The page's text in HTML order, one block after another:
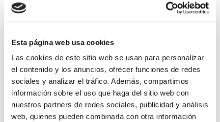
Esta página web usa cookies
Las cookies de este sitio web se usan para personalizar
el contenido y los anuncios, ofrecer funciones de redes
sociales y analizar el tráfico. Además, compartimos
información sobre el uso que haga del sitio web con
nuestros partners de redes sociales, publicidad y análisis
web, quienes pueden combinarla con otra información
Plásticos reciclados
Polietileno UNE 53978/EN 15344
Polipropileno UNE 53972/EN 15345
PVC EN 15346/UNE EN 15346
Productos que aplica
Plásticos reciclados